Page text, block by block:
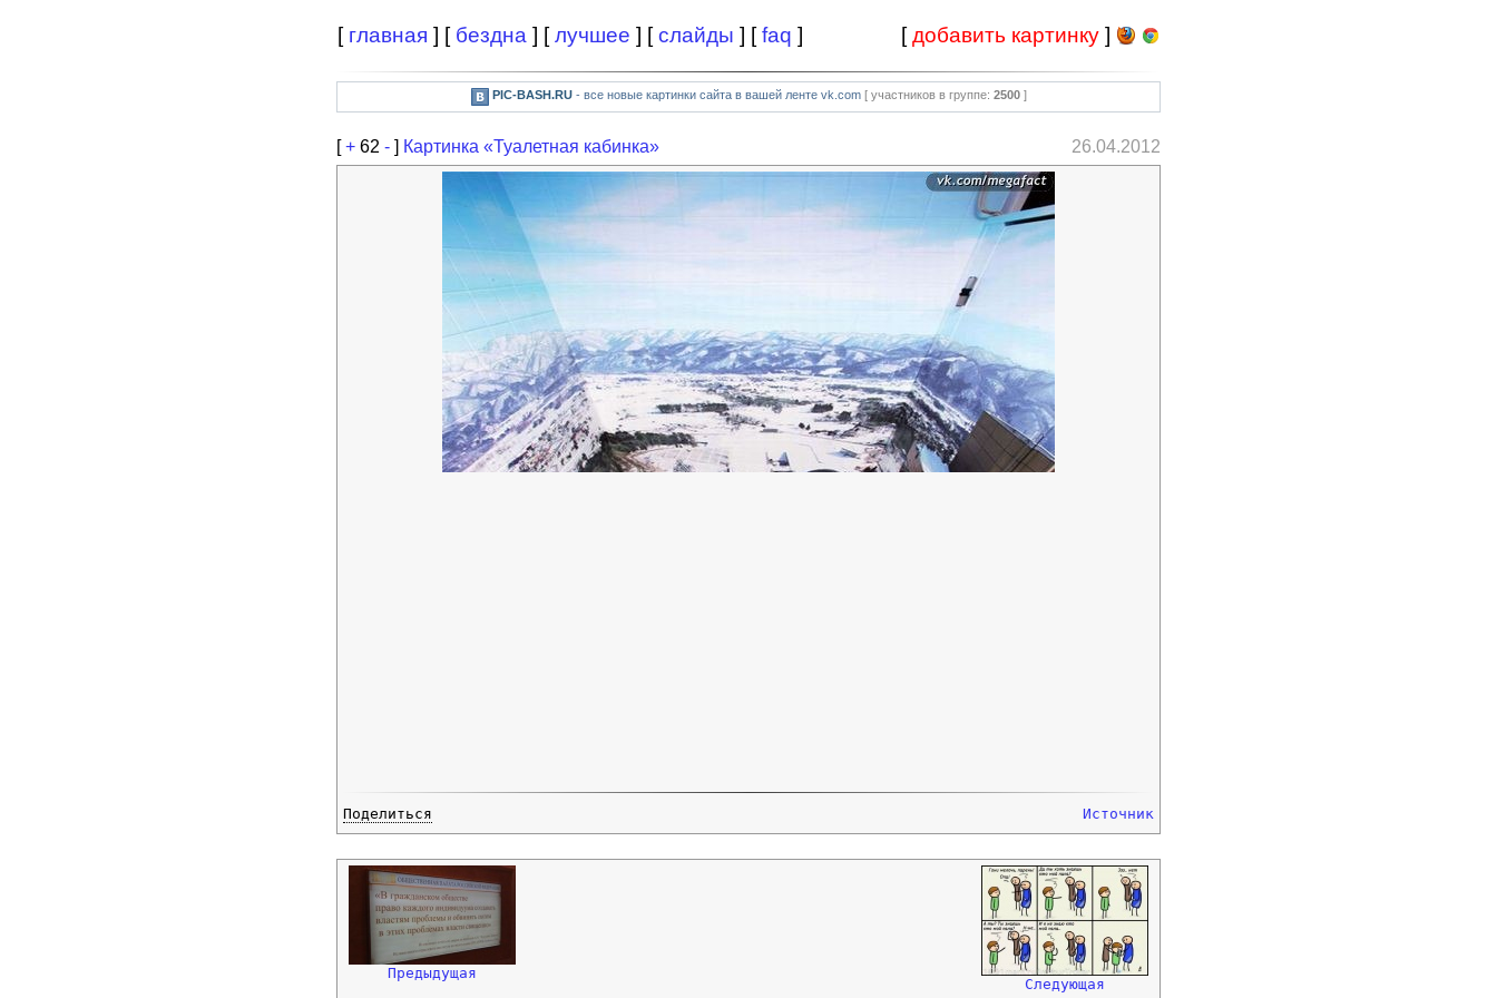
[ главная ] [ бездна ] [лучшее ] [слайды ] [faq ] [добавить картинку ]
PIC-BASH.RU- все новые картинки сайта в вашей ленте vk.com [ участников в группе: 2500]
[+ 62 - ] Картинка «Туалетная кабинка» 26.04.2012
Источник
Поделиться
Предыдущая
Следующая